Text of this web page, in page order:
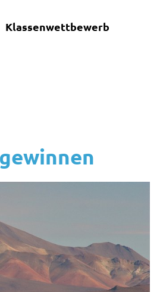
Klassenwettbewerb